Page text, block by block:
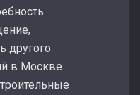
другого
в Москве